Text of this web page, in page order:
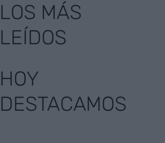
LOS MÁS
LEÍDOS
HOY
DESTACAMOS